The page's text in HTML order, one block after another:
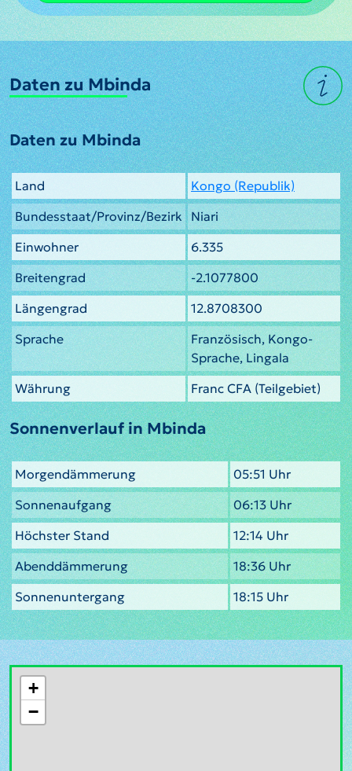
Daten zu Mbinda
Daten zu Mbinda
Land
Kongo (Republik)
Bundesstaat/Provinz/Bezirk
Niari
Einwohner
6.335
Breitengrad
-2.1077800
Längengrad
12.8708300
Sprache
Französisch, Kongo-
Sprache, Lingala
Währung
Franc CFA (Teilgebiet)
Sonnenverlauf in Mbinda
Morgendämmerung
05:51 Uhr
Sonnenaufgang
06:13 Uhr
Höchster Stand
12:14 Uhr
Abenddämmerung
18:36 Uhr
Sonnenuntergang
18:15 Uhr
+
−